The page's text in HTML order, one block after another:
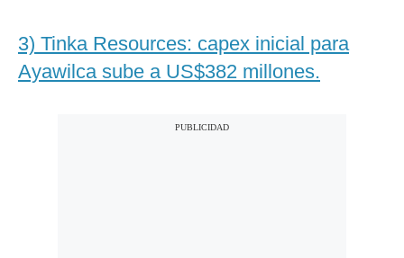
3) Tinka Resources: capex inicial para
Ayawilca sube a US$382 millones.